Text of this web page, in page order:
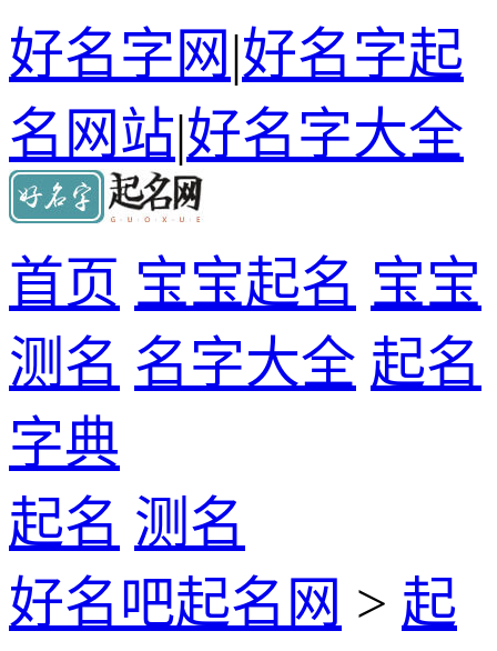
好名字网|好名字起
名网站|好名字大全
首页 宝宝起名 宝宝
测名 名字大全 起名
字典
起名 测名
好名吧起名网 > 起